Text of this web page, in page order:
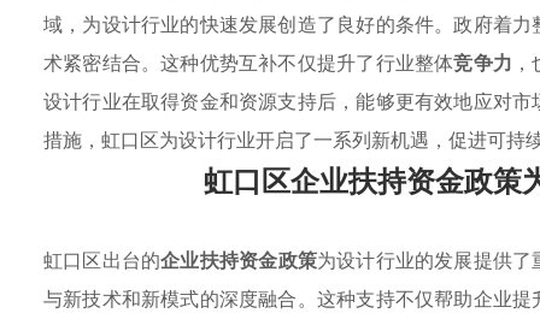
域，为设计行业的快速发展创造了良好的条件。政府着
术紧密结合。这种优势互补不仅提升了行业整体竞争力
设计行业在取得资金和资源支持后，能够更有效地应对
措施，虹口区为设计行业开启了一系列新机遇，促进可持
虹口区企业扶持资金政策
虹口区出台的企业扶持资金政策为设计行业的发展提供
与新技术和新模式的深度融合。这种支持不仅帮助企业